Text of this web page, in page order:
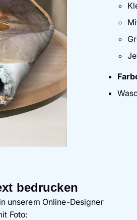
bedrucken
unserem Online-Designer
Foto: